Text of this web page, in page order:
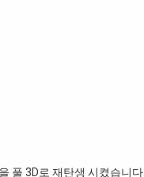
풀 3D로 재탄생 시켰습니다.